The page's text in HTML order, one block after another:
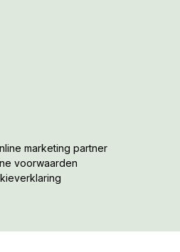
marketing partner
voorwaarden